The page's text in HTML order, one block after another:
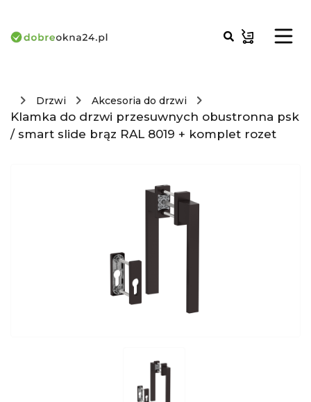
Drzwi Akcesoria do drzwi
Klamka do drzwi przesuwnych obustronna psk
/ smart slide brąz RAL 8019 + komplet rozet